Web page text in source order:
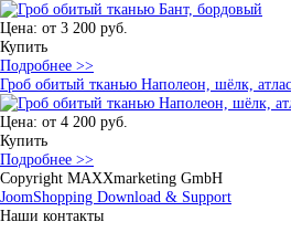
Цена: от 3 200 руб.
Купить
Подробнее >>
Гроб обитый тканью Наполеон, шёлк,
Цена: от 4 200 руб.
Купить
Подробнее >>
Copyright MAXXmarketing GmbH
JoomShopping Download & Support
Наши контакты